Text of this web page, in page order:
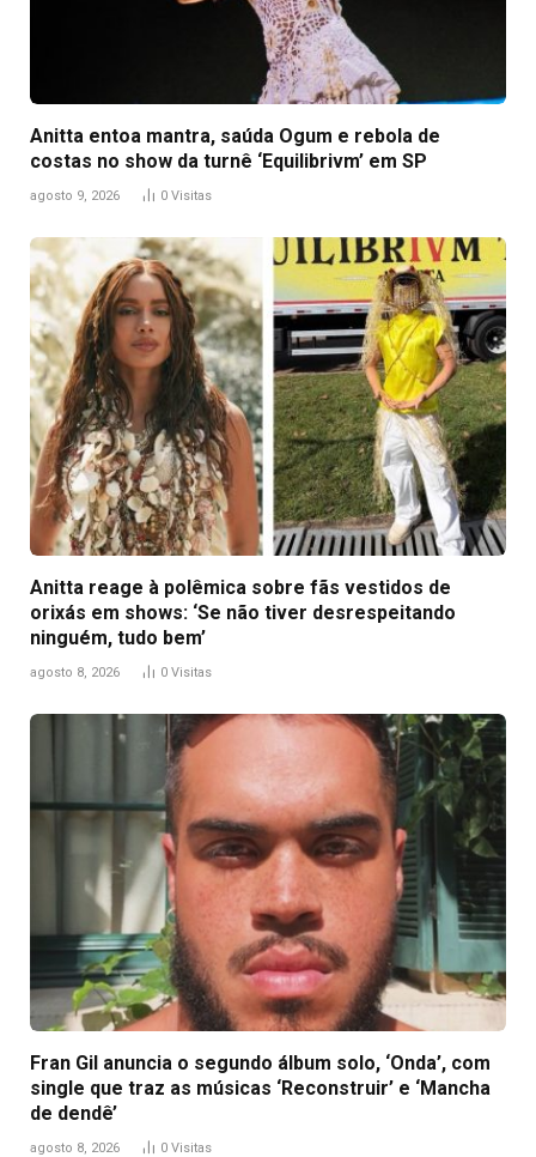
Anitta entoa mantra, saúda Ogum e rebola de
costas no show da turnê ‘Equilibrivm’ em SP
agosto 9, 2026 0 Visitas
Anitta reage à polêmica sobre fãs vestidos de
orixás em shows: ‘Se não tiver desrespeitando
ninguém, tudo bem’
agosto 8, 2026 0 Visitas
Fran Gil anuncia o segundo álbum solo, ‘Onda’, com
single que traz as músicas ‘Reconstruir’ e ‘Mancha
de dendê’
agosto 8, 2026 0 Visitas